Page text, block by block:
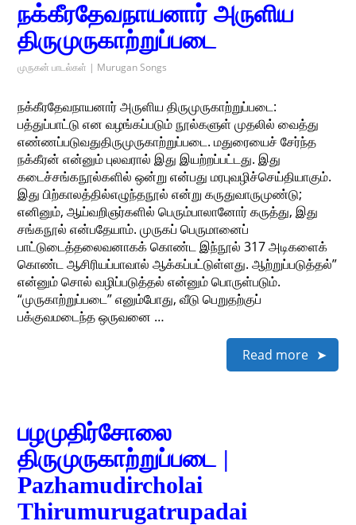
நக்கீரதேவநாயனார் அருளிய
திருமுருகாற்றுப்படை
முருகன் பாடல்கள் | Murugan Songs
நக்கீரதேவநாயனார் அருளிய திருமுருகாற்றுப்படை:
பத்துப்பாட்டு என வழங்கப்படும் நூல்களுள் முதலில் வைத்து
எண்ணப்படுவதுதிருமுருகாற்றுப்படை. மதுரையைச் சேர்ந்த
நக்கீரன் என்னும் புலவரால் இது இயற்றப்பட்டது. இது
கடைச்சங்கநூல்களில் ஒன்று என்பது மரபுவழிச்செய்தியாகும்.
இது பிற்காலத்தில்எழுந்தநூல் என்று கருதுவாருமுண்டு;
எனினும், ஆய்வறிஞர்களில் பெரும்பாலானோர் கருத்து, இது
சங்கநூல் என்பதேயாம். முருகப் பெருமானைப்
பாட்டுடைத்தலைவனாகக் கொண்ட இந்நூல் 317 அடிகளைக்
கொண்ட ஆசிரியப்பாவால் ஆக்கப்பட்டுள்ளது. ஆற்றுப்படுத்தல்”
என்னும் சொல் வழிப்படுத்தல் என்னும் பொருள்படும்.
“முருகாற்றுப்படை” எனும்போது, வீடு பெறுதற்குப்
பக்குவமடைந்த ஒருவனை …
Read more
பழமுதிர்சோலை
திருமுருகாற்றுப்படை |
Pazhamudircholai
Thirumurugatrupadai